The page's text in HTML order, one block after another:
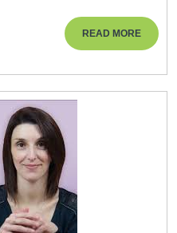
Enjeux
Et
L’Emploi
READ MOREREAD
MORE